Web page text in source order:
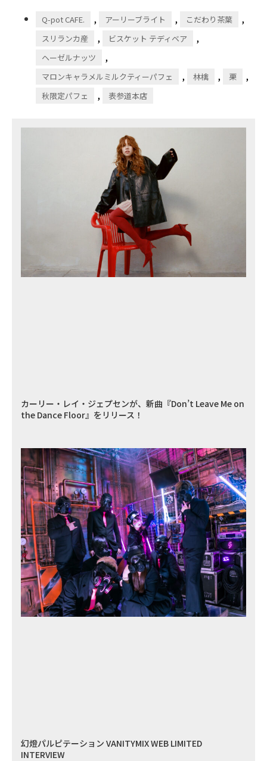
Q-pot CAFE. , アーリーブライト , こだわり茶葉 ,
スリランカ産 , ビスケット テディベア ,
ヘーゼルナッツ ,
マロンキャラメルミルクティーパフェ , 林檎 , 栗 ,
秋限定パフェ , 表参道本店
カーリー・レイ・ジェプセンが、新曲『Don’t Leave Me on
the Dance Floor』をリリース！
幻燈パルピテーション VANITYMIX WEB LIMITED
INTERVIEW